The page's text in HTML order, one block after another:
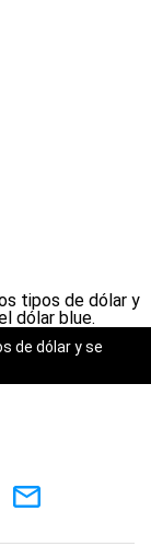
de dólar y se